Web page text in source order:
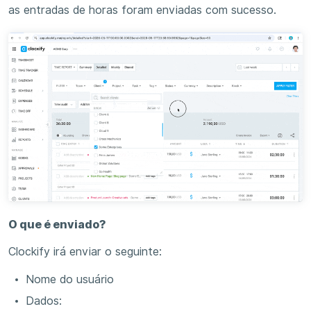
as entradas de horas foram enviadas com sucesso.
O que é enviado?
Clockify irá enviar o seguinte:
Nome do usuário
Dados: